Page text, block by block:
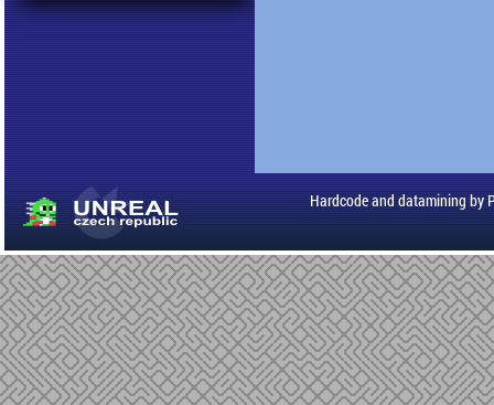
Hardcode and datamining by